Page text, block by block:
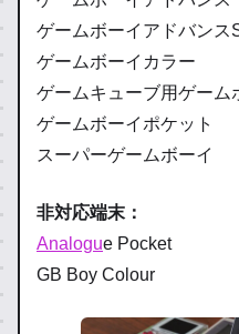
ゲームボーイアドバンス
ゲームボーイカラー
ゲームキューブ用ゲーム
ゲームボーイポケット
スーパーゲームボーイ
非対応端末：
Analogue Pocket
GB Boy Colour